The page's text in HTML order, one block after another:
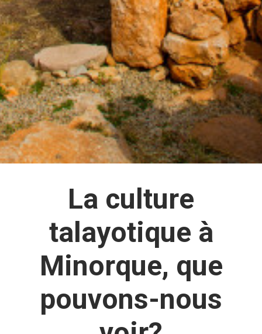
La culture
talayotique à
Minorque, que
pouvons-nous